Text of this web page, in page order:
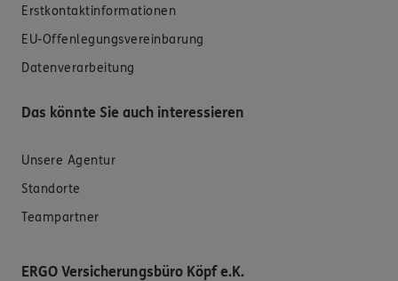
Erstkontaktinformationen
EU-Offenlegungsvereinbarung
Datenverarbeitung
Das könnte Sie auch interessieren
Unsere Agentur
Standorte
Teampartner
ERGO Versicherungsbüro Köpf e.K.